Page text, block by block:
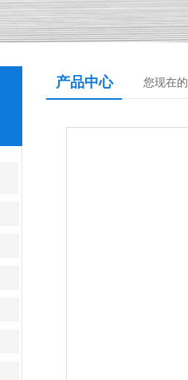
产品中心 您现在